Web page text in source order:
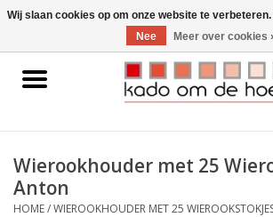
Home
Gadgets
Wierookhouder met 25
Anton
HOME/WIEROOKHOUDER MET 25
Wij slaan cookies op om onze website te
Nee
Meer over cookies